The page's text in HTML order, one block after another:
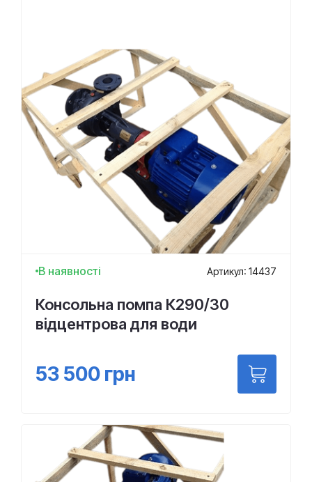
В наявності Артикул: 14437
Консольна помпа К290/30
відцентрова для води
53 500 грн